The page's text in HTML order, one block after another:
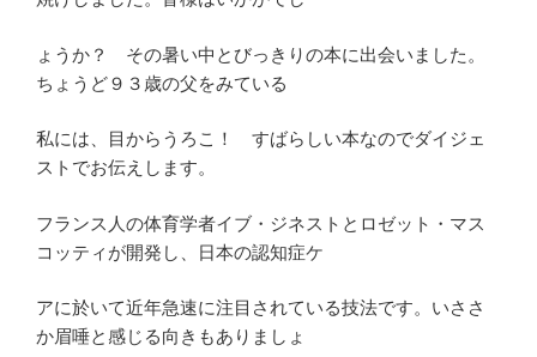
ょうか？ その暑い中とびっきりの本に出会いました。
ちょうど９３歳の父をみている
私には、目からうろこ！ すばらしい本なのでダイジェ
ストでお伝えします。
フランス人の体育学者イブ・ジネストとロゼット・マス
コッティが開発し、日本の認知症ケ
アに於いて近年急速に注目されている技法です。いささ
か眉唾と感じる向きもありましょ